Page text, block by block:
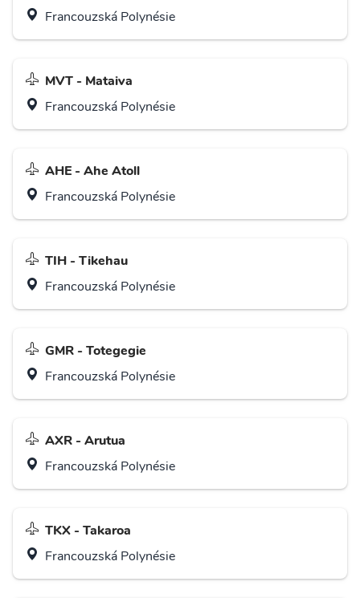
Francouzská Polynésie
MVT - Mataiva
Francouzská Polynésie
AHE - Ahe Atoll
Francouzská Polynésie
TIH - Tikehau
Francouzská Polynésie
GMR - Totegegie
Francouzská Polynésie
AXR - Arutua
Francouzská Polynésie
TKX - Takaroa
Francouzská Polynésie